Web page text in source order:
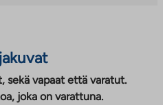
sekä vapaat että varatut.
joka on varattuna.